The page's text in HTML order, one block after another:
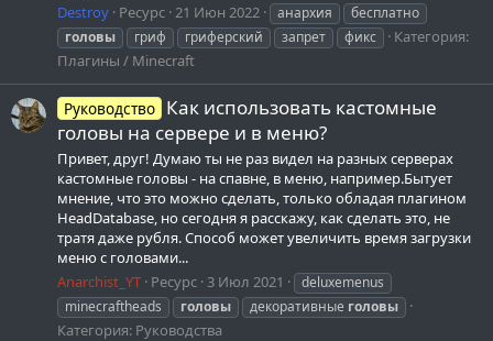
Destroy Ресурс 21 Июн 2022 анархия
бесплатно
головы
гриф гриферский запрет фикс
Категория:
Плагины / Minecraft
Руководство Как использовать кастомные
головы на сервере и в меню?
Привет, друг! Думаю ты не раз видел на разных серверах
кастомные головы - на спавне, в меню, например.Бытует
мнение, что это можно сделать, только обладая плагином
HeadDatabase, но сегодня я расскажу, как сделать это, не
тратя даже рубля. Способ может увеличить время загрузки
меню с головами...
Anarchist_YT Ресурс 3 Июл 2021
deluxemenus
minecraftheads
головы декоративные головы
Категория: Руководства